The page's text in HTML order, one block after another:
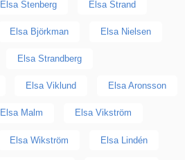
Elsa Stenberg Elsa Strand
Elsa Björkman Elsa Nielsen
Elsa Strandberg
Elsa Viklund Elsa Aronsson
Elsa Malm Elsa Vikström
Elsa Wikström Elsa Lindén